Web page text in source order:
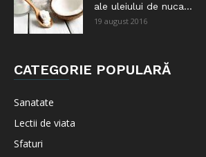
ale uleiului de nuca...
19 august 2016
CATEGORIE POPULARĂ
Sanatate
Lectii de viata
Sfaturi